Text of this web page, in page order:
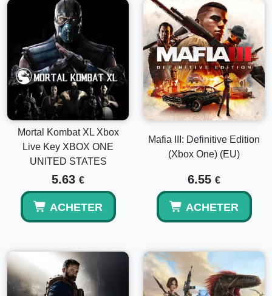
Mortal Kombat XL Xbox
Live Key XBOX ONE
UNITED STATES
5.63 €
ACHETER
Mafia III: Definitive Edition
(Xbox One) (EU)
6.55 €
ACHETER